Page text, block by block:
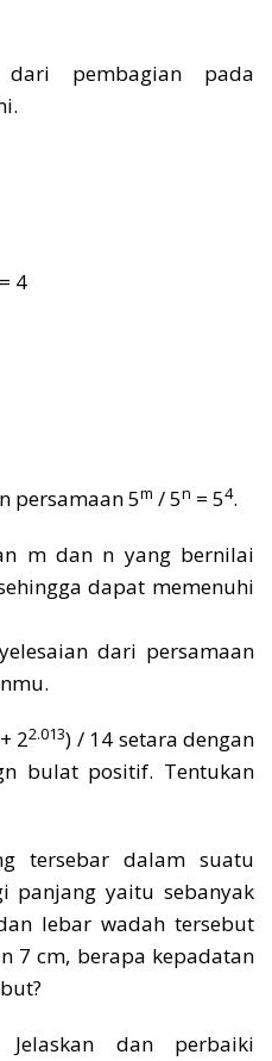
pembagian pada
4
persamaan 5m / 5n = 54.
m dan n yang bernilai
dapat memenuhi
dari persamaan
22.013) / 14 setara dengan
bulat positif. Tentukan
tersebar dalam suatu
panjang yaitu sebanyak
lebar wadah tersebut
7 cm, berapa kepadatan
Jelaskan dan perbaiki